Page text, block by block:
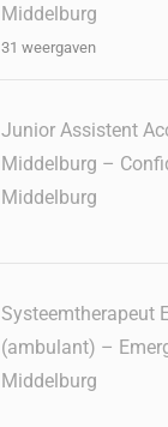
Middelburg
31 weergaven
Junior Assistent
Middelburg –
Middelburg
Systeemtherapeut
(ambulant) –
Middelburg